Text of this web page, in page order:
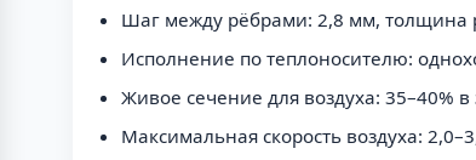
Шаг между рёбрами: 2,8 мм, толщина
Исполнение по теплоносителю:
Живое сечение для воздуха: 35–40%
Максимальная скорость воздуха: